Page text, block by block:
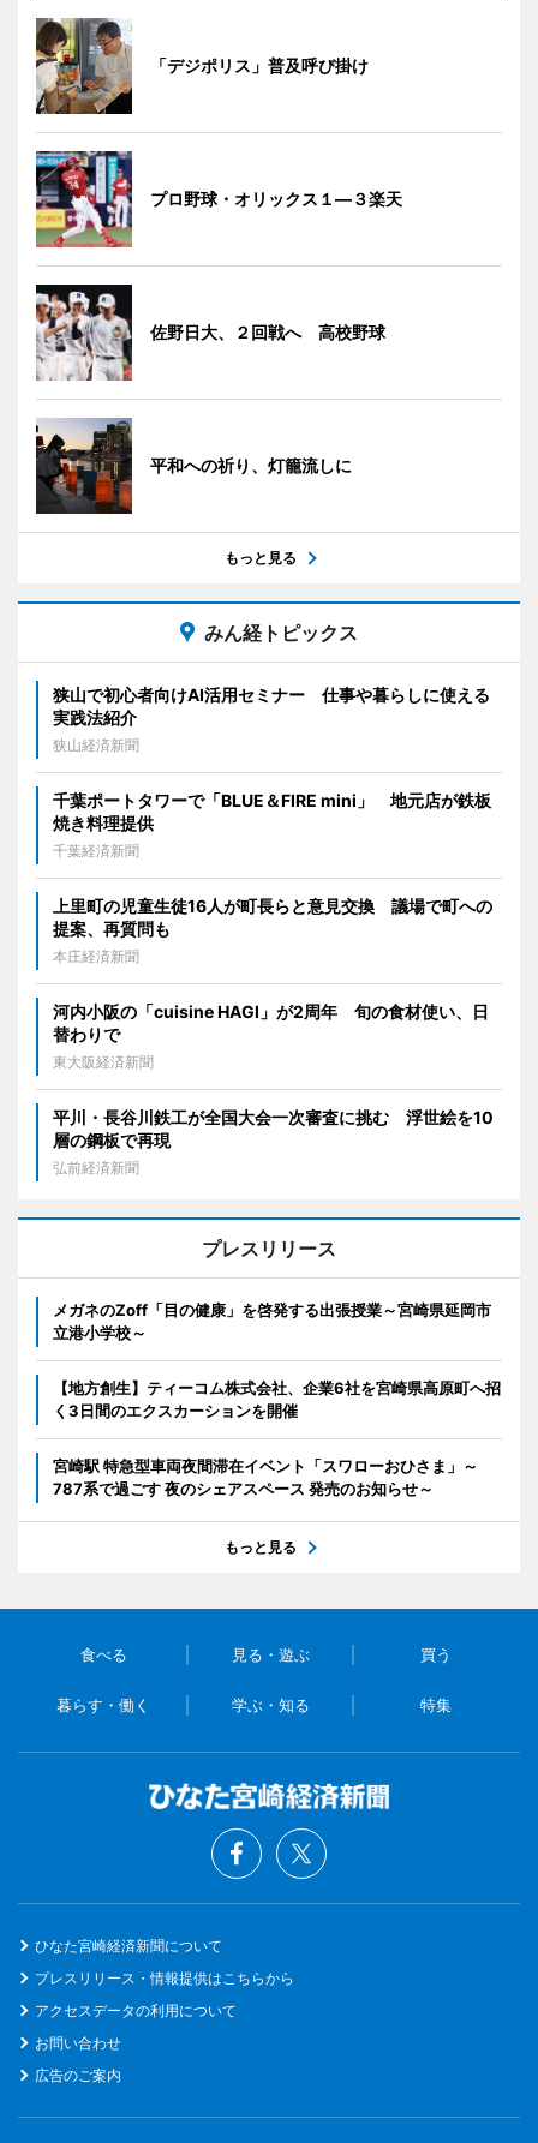
「デジポリス」普及呼び掛け
プロ野球・オリックス１―３楽天
佐野日大、２回戦へ 高校野球
平和への祈り、灯籠流しに
もっと見る
みん経トピックス
狭山で初心者向けAI活用セミナー 仕事や暮らしに使える
実践法紹介
狭山経済新聞
千葉ポートタワーで「BLUE＆FIRE mini」 地元店が鉄板
焼き料理提供
千葉経済新聞
上里町の児童生徒16人が町長らと意見交換 議場で町への
提案、再質問も
本庄経済新聞
河内小阪の「cuisine HAGI」が2周年 旬の食材使い、日
替わりで
東大阪経済新聞
平川・長谷川鉄工が全国大会一次審査に挑む 浮世絵を10
層の鋼板で再現
弘前経済新聞
プレスリリース
メガネのZoff「目の健康」を啓発する出張授業～宮崎県延岡市
立港小学校～
【地方創生】ティーコム株式会社、企業6社を宮崎県高原町へ招
く3日間のエクスカーションを開催
宮崎駅 特急型車両夜間滞在イベント「スワローおひさま」～
787系で過ごす 夜のシェアスペース 発売のお知らせ～
もっと見る
食べる 見る・遊ぶ 買う
暮らす・働く 学ぶ・知る 特集
ひなた宮崎経済新聞について
プレスリリース・情報提供はこちらから
アクセスデータの利用について
お問い合わせ
広告のご案内